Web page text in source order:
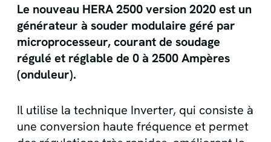
Le nouveau HERA 2500 version 2020 est un
générateur à souder modulaire géré par
microprocesseur, courant de soudage
régulé et réglable de 0 à 2500 Ampères
(onduleur).
Il utilise la technique Inverter, qui consiste à
une conversion haute fréquence et permet